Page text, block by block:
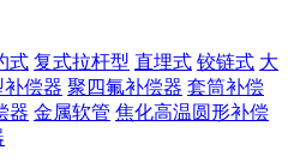
式 复式拉杆型 直埋式 铰链式 大
补偿器 聚四氟补偿器 套筒补偿
器 金属软管 焦化高温圆形补偿